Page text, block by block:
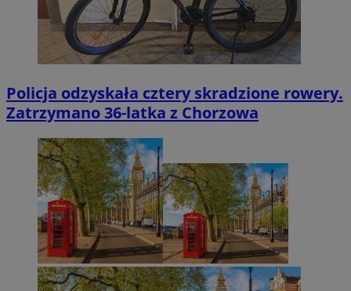
Policja odzyskała cztery skradzione rowery.
Zatrzymano 36-latka z Chorzowa